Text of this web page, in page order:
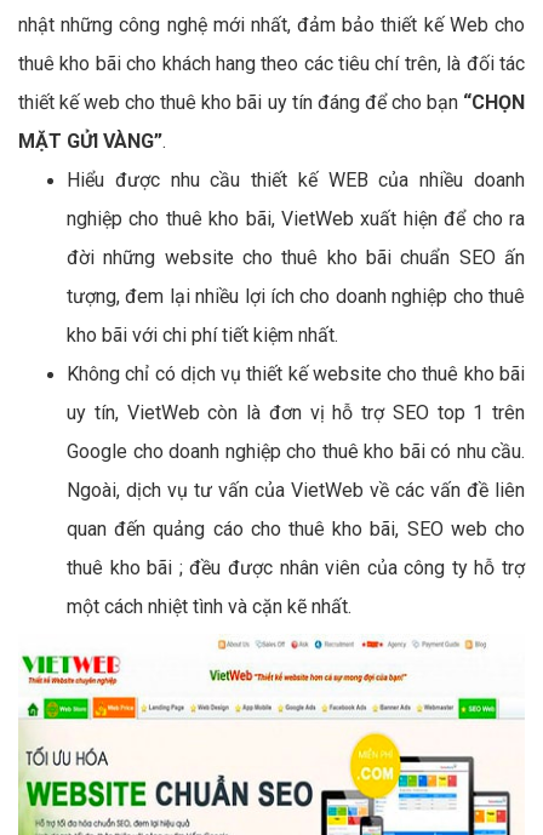
nhật những công nghệ mới nhất, đảm bảo thiết kế Web cho
thuê kho bãi cho khách hang theo các tiêu chí trên, là đối tác
thiết kế web cho thuê kho bãi uy tín đáng để cho bạn “CHỌN
MẶT GỬI VÀNG”.
Hiểu được nhu cầu thiết kế WEB của nhiều doanh
nghiệp cho thuê kho bãi, VietWeb xuất hiện để cho ra
đời những website cho thuê kho bãi chuẩn SEO ấn
tượng, đem lại nhiều lợi ích cho doanh nghiệp cho thuê
kho bãi với chi phí tiết kiệm nhất.
Không chỉ có dịch vụ thiết kế website cho thuê kho bãi
uy tín, VietWeb còn là đơn vị hỗ trợ SEO top 1 trên
Google cho doanh nghiệp cho thuê kho bãi có nhu cầu.
Ngoài, dịch vụ tư vấn của VietWeb về các vấn đề liên
quan đến quảng cáo cho thuê kho bãi, SEO web cho
thuê kho bãi ; đều được nhân viên của công ty hỗ trợ
một cách nhiệt tình và cặn kẽ nhất.